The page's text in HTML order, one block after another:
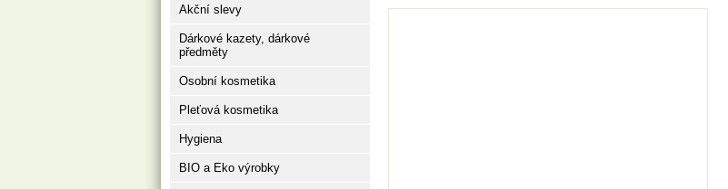
Akční slevy
Dárkové kazety, dárkové
předměty
Osobní kosmetika
Pleťová kosmetika
Hygiena
BIO a Eko výrobky